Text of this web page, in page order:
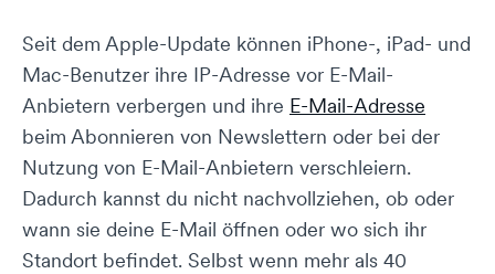
Seit dem Apple-Update können iPhone-, iPad- und
Mac-Benutzer ihre IP-Adresse vor E-Mail-
Anbietern verbergen und ihre E-Mail-Adresse
beim Abonnieren von Newslettern oder bei der
Nutzung von E-Mail-Anbietern verschleiern.
Dadurch kannst du nicht nachvollziehen, ob oder
wann sie deine E-Mail öffnen oder wo sich ihr
Standort befindet. Selbst wenn mehr als 40